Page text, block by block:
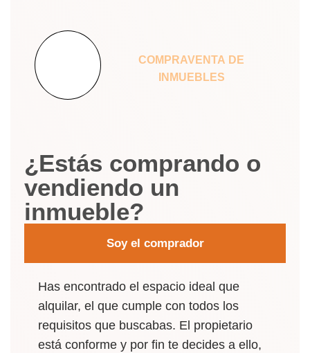
COMPRAVENTA DE
INMUEBLES
¿Estás comprando o
vendiendo un
inmueble?
Soy el comprador
Has encontrado el espacio ideal que
alquilar, el que cumple con todos los
requisitos que buscabas. El propietario
está conforme y por fin te decides a ello,